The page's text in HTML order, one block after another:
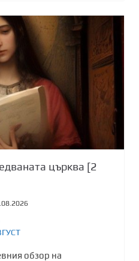
църква [2
обзор на